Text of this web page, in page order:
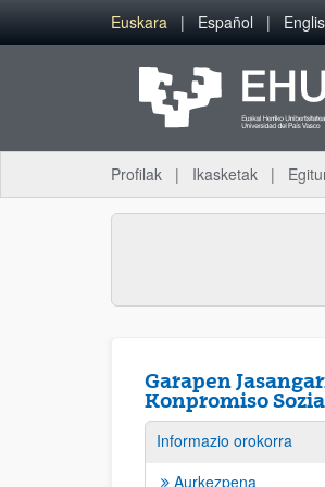
Eduki nagusira joan
Euskara Español
Profilak Ikasketak
Garapen
Konpromiso
Informazio orokorra
Aurkezpena